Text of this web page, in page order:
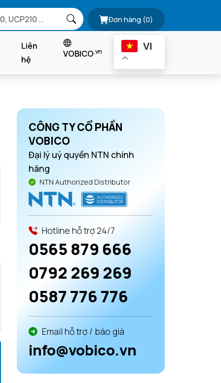
Đơn hàng (0)
Liên
hệ
VOBICO.vn VI
CÔNG TY CỔ PHẦN
VOBICO
Đại lý uỷ quyền NTN chính
hãng
NTN Authorized Distributor
Hotline hỗ trợ 24/7
0565 879 666
0792 269 269
0587 776 776
Email hỗ trợ / báo giá
info@vobico.vn